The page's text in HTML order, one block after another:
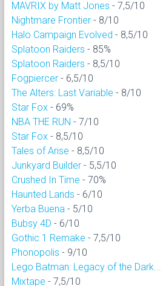
MAVRIX by Matt Jones - 7,5/10
Nightmare Frontier - 8/10
Halo Campaign Evolved - 8,5/10
Splatoon Raiders - 85%
Splatoon Raiders - 8,5/10
Fogpiercer - 6,5/10
The Alters: Last Variable - 8/10
Star Fox - 69%
NBA THE RUN - 7/10
Star Fox - 8,5/10
Tales of Arise - 8,5/10
Junkyard Builder - 5,5/10
Crushed In Time - 70%
Haunted Lands - 6/10
Yerba Buena - 5/10
Bubsy 4D - 6/10
Gothic 1 Remake - 7,5/10
Phonopolis - 9/10
Lego Batman: Legacy of the Dark...
Mixtape - 7,5/10